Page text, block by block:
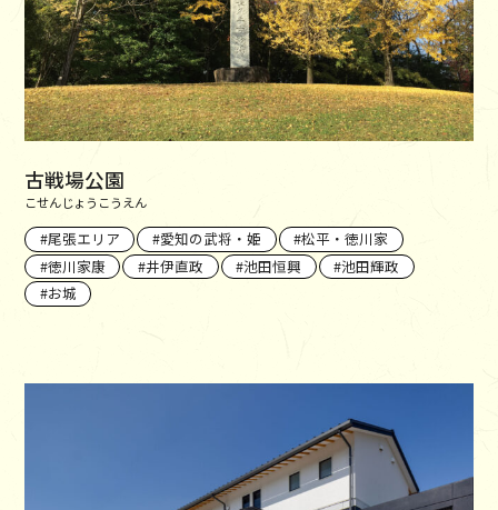
古戦場公園
こせんじょうこうえん
尾張エリア 愛知の武将・姫
松平・徳川家
徳川家康
井伊直政 池田恒興
池田輝政
お城